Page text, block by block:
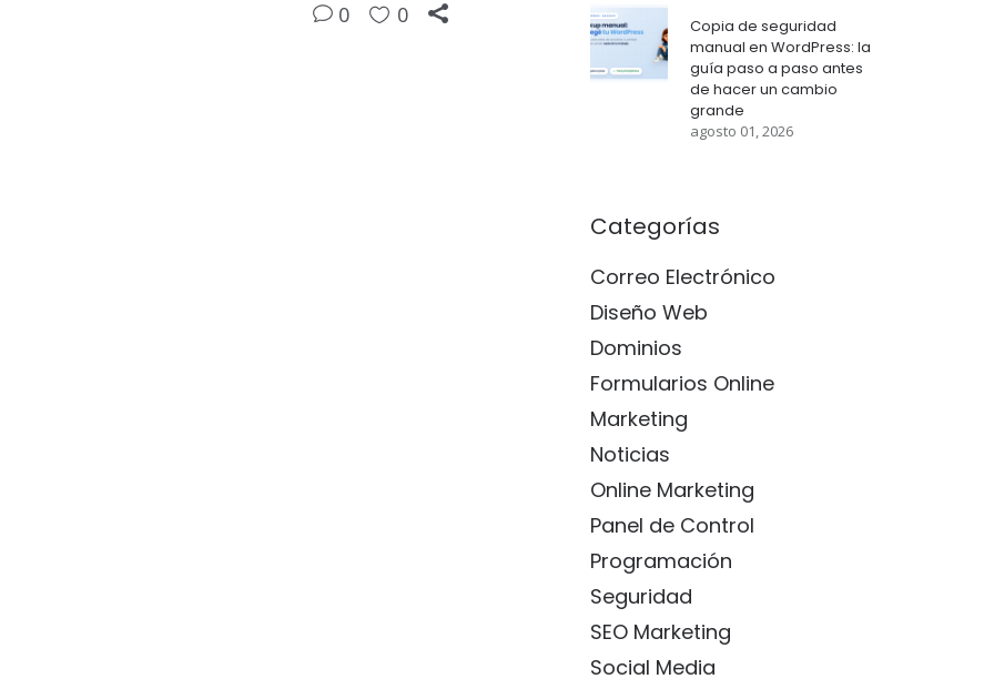
0 0
Copia de seguridad
manual en WordPress: la
guía paso a paso antes
de hacer un cambio
grande
agosto 01, 2026
Categorías
Correo Electrónico
Diseño Web
Dominios
Formularios Online
Marketing
Noticias
Online Marketing
Panel de Control
Programación
Seguridad
SEO Marketing
Social Media